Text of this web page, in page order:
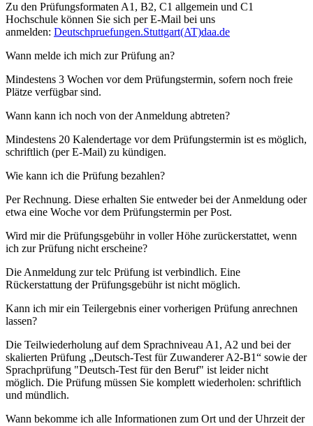
Zu den Prüfungsformaten A1, B2, C1 allgemein und C1
Hochschule können Sie sich per E-Mail bei uns
anmelden: Deutschpruefungen.Stuttgart(AT)daa.de
Wann melde ich mich zur Prüfung an?
Mindestens 3 Wochen vor dem Prüfungstermin, sofern noch freie
Plätze verfügbar sind.
Wann kann ich noch von der Anmeldung abtreten?
Mindestens 20 Kalendertage vor dem Prüfungstermin ist es möglich,
schriftlich (per E-Mail) zu kündigen.
Wie kann ich die Prüfung bezahlen?
Per Rechnung. Diese erhalten Sie entweder bei der Anmeldung oder
etwa eine Woche vor dem Prüfungstermin per Post.
Wird mir die Prüfungsgebühr in voller Höhe zurückerstattet, wenn
ich zur Prüfung nicht erscheine?
Die Anmeldung zur telc Prüfung ist verbindlich. Eine
Rückerstattung der Prüfungsgebühr ist nicht möglich.
Kann ich mir ein Teilergebnis einer vorherigen Prüfung anrechnen
lassen?
Die Teilwiederholung auf dem Sprachniveau A1, A2 und bei der
skalierten Prüfung „Deutsch-Test für Zuwanderer A2-B1“ sowie der
Sprachprüfung "Deutsch-Test für den Beruf" ist leider nicht
möglich. Die Prüfung müssen Sie komplett wiederholen: schriftlich
und mündlich.
Wann bekomme ich alle Informationen zum Ort und der Uhrzeit der